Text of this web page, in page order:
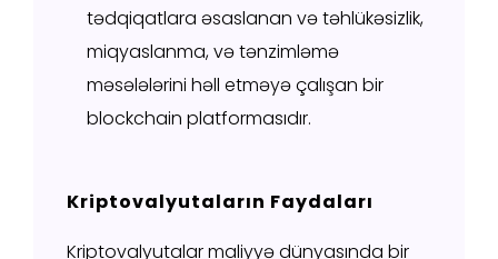
tədqiqatlara əsaslanan və təhlükəsizlik,
miqyaslanma, və tənzimləmə
məsələlərini həll etməyə çalışan bir
blockchain platformasıdır.
Kriptovalyutaların Faydaları
Kriptovalyutalar maliyyə dünyasında bir